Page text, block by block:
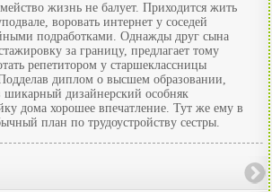
жизнь не балует. Приходится жить
воровать интернет у соседей
подработками. Однажды друг сына
за границу, предлагает тому
репетитором у старшеклассницы
диплом о высшем образовании,
шикарный дизайнерский особняк
дома хорошее впечатление. Тут же ему в
план по трудоустройству сестры.